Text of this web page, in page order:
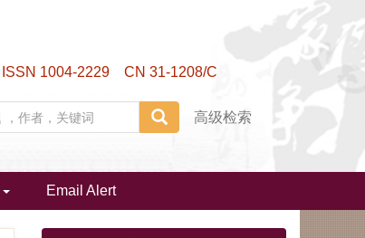
ISSN 1004-2229 CN 31-1208/C
高级检索
Email Alert